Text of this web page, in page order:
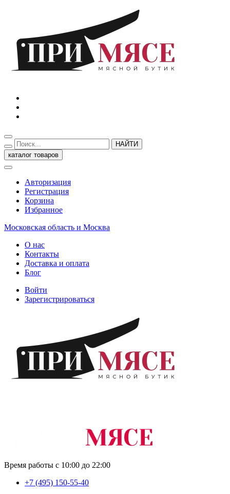
НАЙТИ
каталог товаров
Авторизация
Регистрация
Корзина
Избранное
Московская область и Москва
О нас
Контакты
Доставка и оплата
Блог
Войти
Зарегистрироваться
Время работы с 10:00 до 22:00
+7 (495) 150-55-40